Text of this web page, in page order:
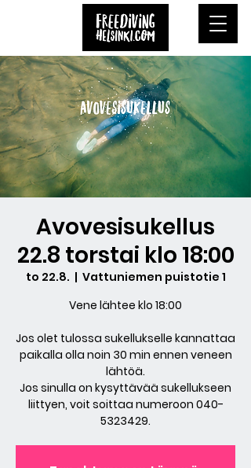
Avovesisukellus
22.8 torstai klo 18:00
to 22.8.
  |
Vattuniemen puistotie 1
Vene lähtee klo 18:00
Jos olet tulossa sukellukselle kannattaa
paikalla olla noin 30 min ennen veneen
lähtöä.
Jos sinulla on kysyttävää sukellukseen
liittyen, voit soittaa numeroon 040-
5323429.